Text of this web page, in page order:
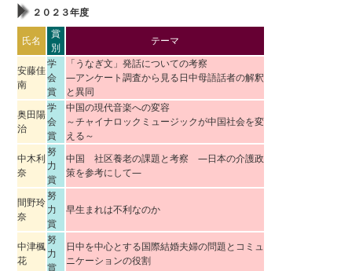
２０２３年度
氏名
賞
別
テーマ
安藤佳
南
学
会
賞
「うなぎ文」発話についての考察
―アンケート調査から見る日中母語話者の解釈
と異同
奥田陽
治
学
会
賞
中国の現代音楽への変容
～チャイナロックミュージックが中国社会を変
える～
中木利
奈
努
力
賞
中国 社区養老の課題と考察 ―日本の介護政
策を参考にして―
間野玲
奈
努
力
賞
早生まれは不利なのか
中津楓
花
努
力
賞
日中を中心とする国際結婚夫婦の問題とコミュ
ニケーションの役割